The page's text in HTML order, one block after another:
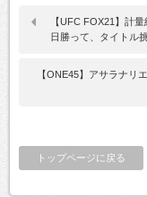
【UFC FOX21】計
日勝って、タイトル
【ONE45】アサラナリ
トップページに戻る